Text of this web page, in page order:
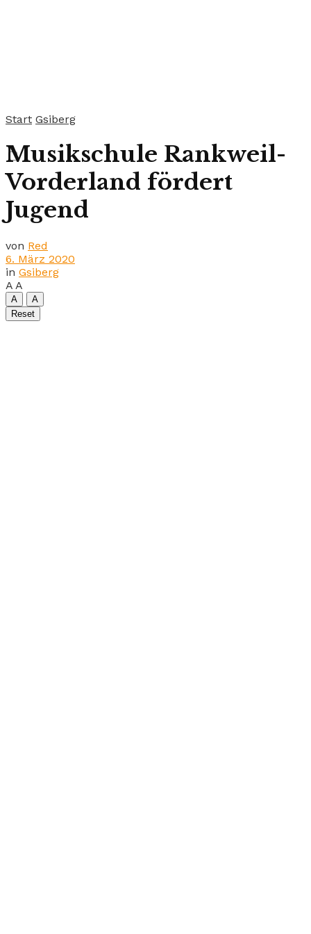
Start Gsiberg
Musikschule Rankweil-
Vorderland fördert
Jugend
von Red
6. März 2020
in Gsiberg
A A
A
A
Reset